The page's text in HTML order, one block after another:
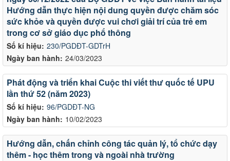
Số kí hiệu: 230/PGDĐT-GDTrH
Ngày ban hành: 24/03/2023
Hướng dẫn thực hiện nội dung quyền được chăm sóc
sức khỏe và quyền được vui chơi giải trí của trẻ em
trong cơ sở giáo dục phổ thông
Số kí hiệu: 96/PGDĐT-NG
Ngày ban hành: 10/02/2023
Phát động và triển khai Cuộc thi viết thư quốc tế UPU
lần thứ 52 (năm 2023)
Hướng dẫn, chấn chỉnh công tác quản lý, tổ chức dạy
thêm - học thêm trong và ngoài nhà trường